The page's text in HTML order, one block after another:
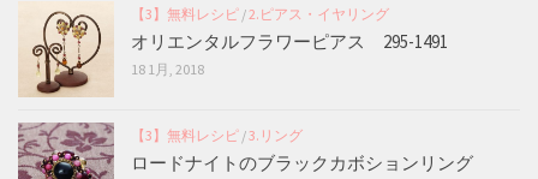
【3】無料レシピ /2.ピアス・イヤリング
オリエンタルフラワーピアス 295-1491
18 1月, 2018
【3】無料レシピ /3.リング
ロードナイトのブラックカボションリング